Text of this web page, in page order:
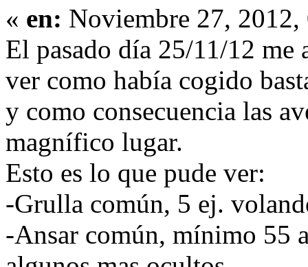
« en: Noviembre 27,
El pasado día 25/11/12 me
ver como había cogido
y como consecuencia las
magnífico lugar.
Esto es lo que pude ver:
-Grulla común, 5 ej.
-Ansar común, mínimo 55